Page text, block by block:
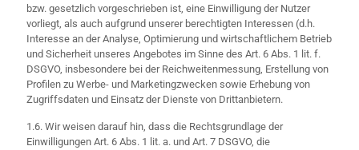
bzw. gesetzlich vorgeschrieben ist, eine Einwilligung der Nutzer
vorliegt, als auch aufgrund unserer berechtigten Interessen (d.h.
Interesse an der Analyse, Optimierung und wirtschaftlichem Betrieb
und Sicherheit unseres Angebotes im Sinne des Art. 6 Abs. 1 lit. f.
DSGVO, insbesondere bei der Reichweitenmessung, Erstellung von
Profilen zu Werbe- und Marketingzwecken sowie Erhebung von
Zugriffsdaten und Einsatz der Dienste von Drittanbietern.
1.6. Wir weisen darauf hin, dass die Rechtsgrundlage der
Einwilligungen Art. 6 Abs. 1 lit. a. und Art. 7 DSGVO, die